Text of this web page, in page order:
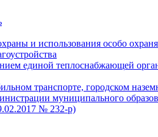
и использования особо
единой теплоснабжающей
транспорте, городском
муниципального
№ 232-р)